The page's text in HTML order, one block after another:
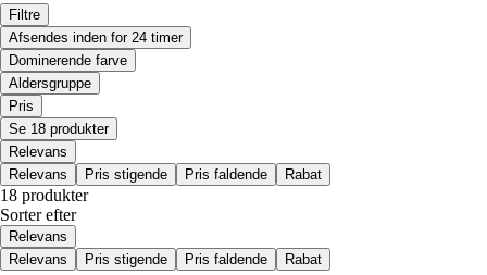
Filtre
Afsendes inden for 24 timer
Dominerende farve
Aldersgruppe
Pris
Se 18 produkter
Relevans
Relevans
Pris stigende Pris faldende Rabat
18 produkter
Sorter efter
Relevans
Relevans
Pris stigende Pris faldende Rabat